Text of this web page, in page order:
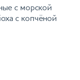
с морской
с копчёной